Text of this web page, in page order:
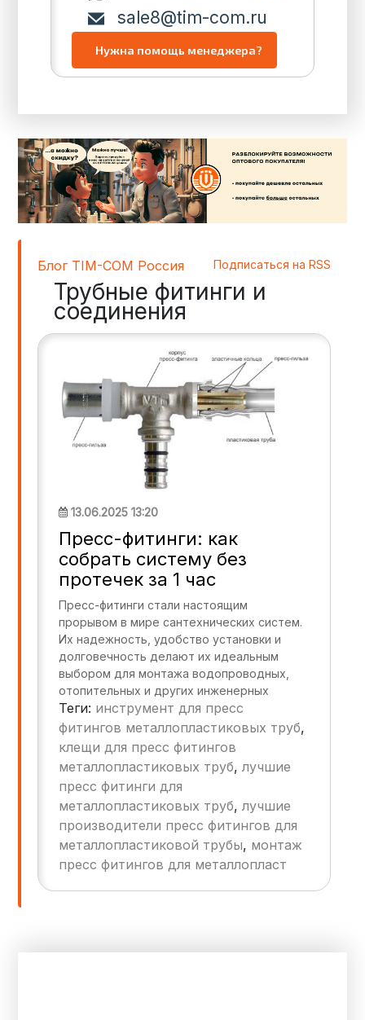
sale8@tim-com.ru
Блог TIM-COM Россия Подписаться на RSS
Трубные фитинги и
соединения
13.06.2025 13:20
Пресс-фитинги: как
собрать систему без
протечек за 1 час
Пресс-фитинги стали настоящим
прорывом в мире сантехнических систем.
Их надежность, удобство установки и
долговечность делают их идеальным
выбором для монтажа водопроводных,
отопительных и других инженерных
систем. В этой статье мы расскажем, как
собрать систему с пресс-фитингами без
протечек всего за час, а также дадим
практические советы на каждом этапе.
Теги: инструмент для пресс
фитингов металлопластиковых труб,
клещи для пресс фитингов
металлопластиковых труб,лучшие
пресс фитинги для
металлопластиковых труб,лучшие
производители пресс фитингов для
металлопластиковой трубы, монтаж
пресс фитингов для металлопласт